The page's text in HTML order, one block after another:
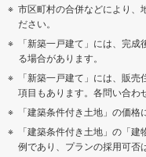
市区町村の合併などにより、
ださい。
「新築一戸建て」には、完
る場合があります。
「新築一戸建て」には、販
項目もあります。各問い合わ
「建築条件付き土地」の価格
「建築条件付き土地」の「
例であり、プランの採用可否